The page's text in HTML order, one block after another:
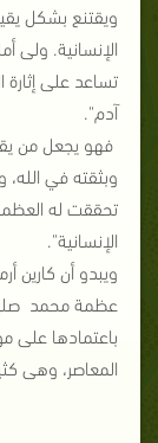
ويقتنع بشكل
الإنسانية. ولى
تساعد على
آدم".
فهو يجعل من
وبثقته في
تحققت له
الإنسانية".
ويبدو أن كارين
عظمة محمد صلى
باعتمادها على
المعاصر، وهى